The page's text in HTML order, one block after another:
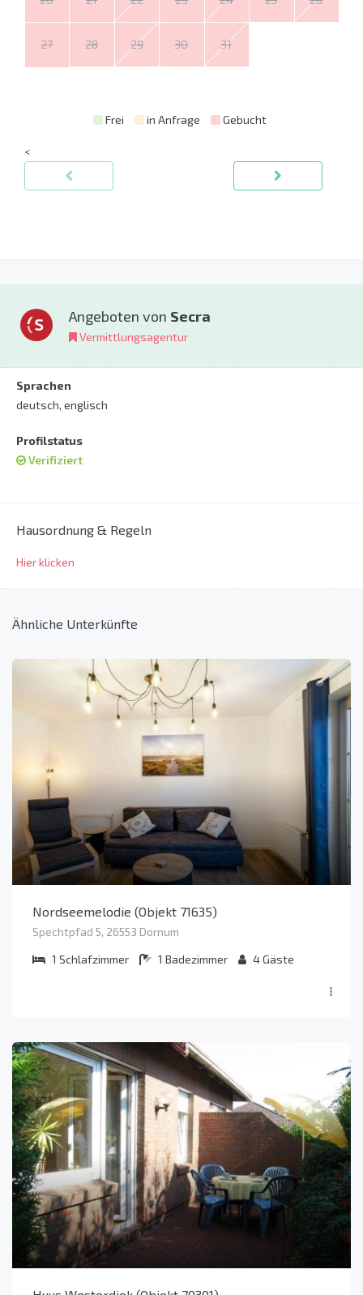
27 28 29 30 31
Frei in Anfrage Gebucht
<
Angeboten von Secra
Vermittlungsagentur
Sprachen
deutsch, englisch
Profilstatus
Verifiziert
Hausordnung & Regeln
Hier klicken
Ähnliche Unterkünfte
Nordseemelodie (Objekt 71635)
Spechtpfad 5, 26553 Dornum
1 Schlafzimmer 1 Badezimmer 4Gäste